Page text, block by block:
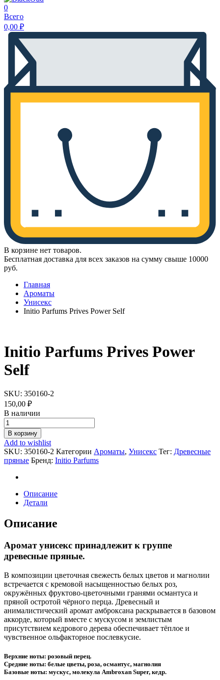
0
Всего
0,00 ₽
В корзине нет товаров.
Бесплатная доставка для всех заказов на сумму свыше 10000
руб.
Главная
Ароматы
Унисекс
Initio Parfums Prives Power Self
Initio Parfums Prives Power
Self
SKU: 350160-2
150,00 ₽
В наличии
Initio
Parfums
Prives
Power
Self
quantity
В корзину
Add to wishlist
SKU: 350160-2 Категории Ароматы, Унисекс Тег: Древесные
пряные Бренд: Initio Parfums
Описание
Детали
Описание
Аромат унисекс принадлежит к группе
древесные пряные.
В композиции цветочная свежесть белых цветов и магнолии
встречается с кремовой насыщенностью белых роз,
окружённых фруктово-цветочными гранями османтуса и
пряной остротой чёрного перца. Древесный и
анималистический аромат амброксана раскрывается в базовом
аккорде, который вместе с мускусом и землистым
присутствием кедрового дерева обеспечивает тёплое и
чувственное ольфакторное послевкусие.
Верхние ноты: розовый перец.
Средние ноты: белые цветы, роза, османтус, магнолия
Базовые ноты: мускус, молекула Ambroxan Super, кедр.